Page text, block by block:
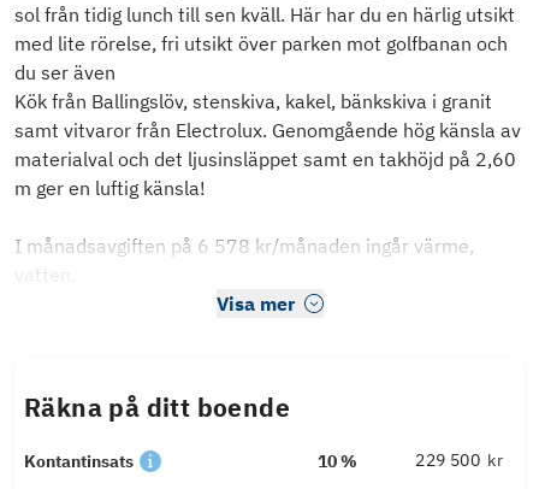
sol från tidig lunch till sen kväll. Här har du en härlig utsikt
med lite rörelse, fri utsikt över parken mot golfbanan och
du ser även
Kök från Ballingslöv, stenskiva, kakel, bänkskiva i granit
samt vitvaror från Electrolux. Genomgående hög känsla av
materialval och det ljusinsläppet samt en takhöjd på 2,60
m ger en luftig känsla!
I månadsavgiften på 6 578 kr/månaden ingår värme,
vatten,
Visa mer
Räkna på ditt boende
Kontantinsats 10 % kr